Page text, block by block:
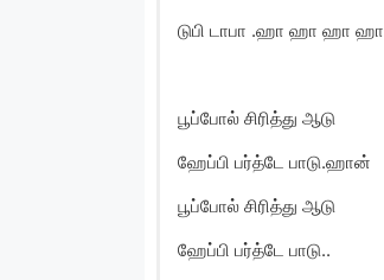
டுபி டாபா .ஹா ஹா ஹா ஹா
பூப்போல் சிரித்து ஆடு
ஹேப்பி பர்த்டே பாடு.ஹான்
பூப்போல் சிரித்து ஆடு
ஹேப்பி பர்த்டே பாடு..